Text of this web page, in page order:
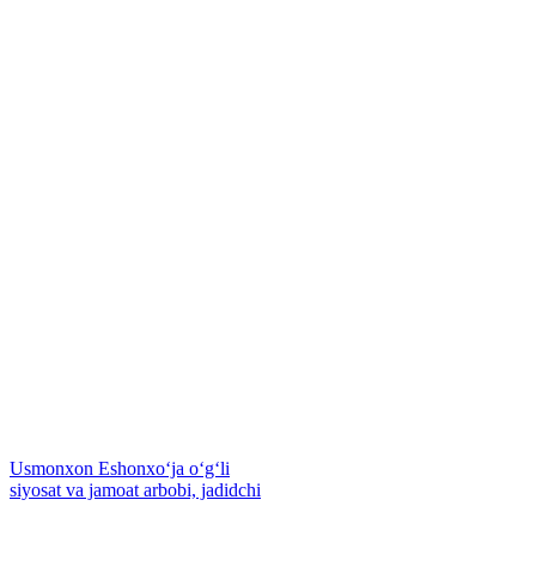
Usmonxon Eshonxoʻja oʻgʻli
siyosat va jamoat arbobi, jadidchi